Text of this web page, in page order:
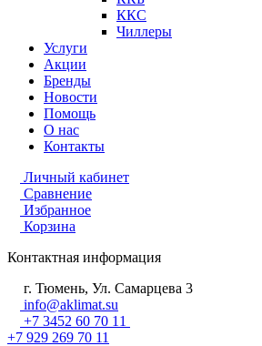
ККС
Чиллеры
Услуги
Акции
Бренды
Новости
Помощь
О нас
Контакты
Личный кабинет
Сравнение
Избранное
Корзина
Контактная информация
г. Тюмень, Ул. Самарцева 3
info@aklimat.su
+7 3452 60 70 11
+7 929 269 70 11